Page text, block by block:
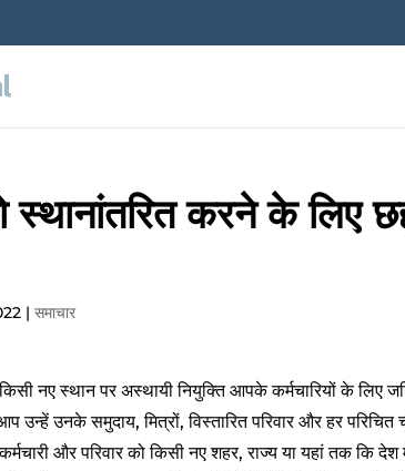
स्थानांतरित करने के लिए
|समाचार
किसी नए स्थान पर अस्थायी नियुक्ति आपके कर्मचारियों के
उन्हें उनके समुदाय, मित्रों, विस्तारित परिवार और हर
और परिवार को किसी नए शहर, राज्य या यहां तक कि